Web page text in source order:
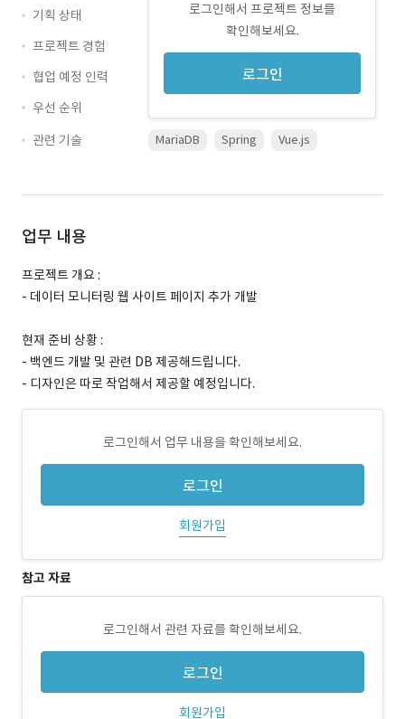
로그인해서 프로젝트 정보를
확인해보세요.
로그인
기획 상태
프로젝트 경험
협업 예정 인력
우선 순위
관련 기술
MariaDB Spring Vue.js
업무 내용
프로젝트 개요 :
- 데이터 모니터링 웹 사이트 페이지 추가 개발
현재 준비 상황 :
- 백엔드 개발 및 관련 DB 제공해드립니다.
- 디자인은 따로 작업해서 제공할 예정입니다.
로그인해서 업무 내용을 확인해보세요.
로그인
회원가입
참고 자료
로그인해서 관련 자료를 확인해보세요.
로그인
회원가입